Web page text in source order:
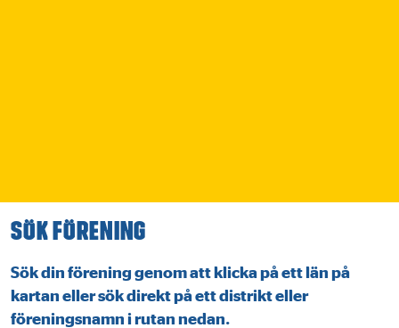
Sök förening
Sök din förening genom att klicka på ett län på
kartan eller sök direkt på ett distrikt eller
föreningsnamn i rutan nedan.